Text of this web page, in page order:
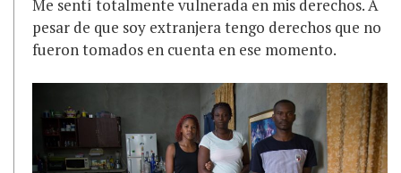
Me sentí totalmente vulnerada en mis derechos. A
pesar de que soy extranjera tengo derechos que no
fueron tomados en cuenta en ese momento.